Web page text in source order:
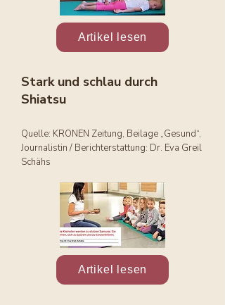
Artikel lesen
Stark und schlau durch
Shiatsu
Quelle: KRONEN Zeitung, Beilage „Gesund“,
Journalistin / Berichterstattung: Dr. Eva Greil
Schähs
Artikel lesen